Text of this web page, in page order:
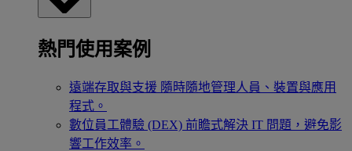
熱門使用案例
遠端存取與支援 隨時隨地管理人員、裝置與應用
程式。
數位員工體驗 (DEX) 前瞻式解決 IT 問題，避免影
響工作效率。